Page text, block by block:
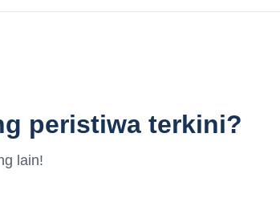
peristiwa terkini?
lain!